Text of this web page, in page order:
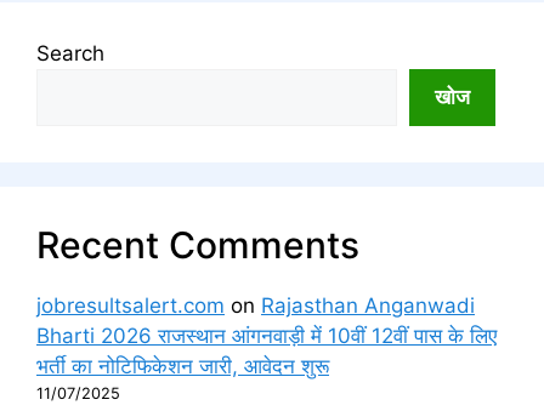
Search
खोज
Recent Comments
jobresultsalert.com on Rajasthan Anganwadi
Bharti 2026 राजस्थान आंगनवाड़ी में 10वीं 12वीं पास के लिए
भर्ती का नोटिफिकेशन जारी, आवेदन शुरू
11/07/2025